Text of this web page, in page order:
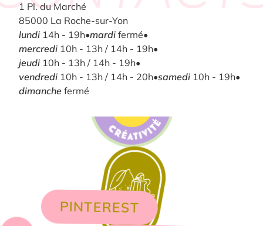
1 Pl. du Marché
85000 La Roche-sur-Yon
lundi 14h - 19h•mardi fermé•
mercredi 10h - 13h / 14h - 19h•
jeudi 10h - 13h / 14h - 19h•
vendredi 10h - 13h / 14h - 20h•samedi 10h - 19h•
dimanche fermé